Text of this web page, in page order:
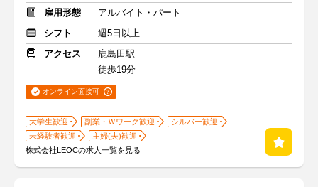
雇用形態
アルバイト・パート
シフト
週5日以上
アクセス
鹿島田駅
徒歩19分
オンライン面接可
大学生歓迎 副業・Ｗワーク歓迎
シルバー歓迎
未経験者歓迎
主婦(夫)歓迎
株式会社LEOCの求人一覧を見る